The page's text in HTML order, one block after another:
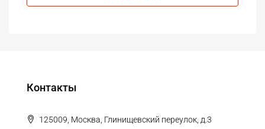
Контакты
125009, Москва, Глинищевский переулок, д.3